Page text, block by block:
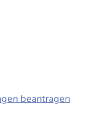
beantragen